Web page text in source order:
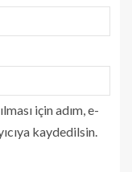
için adım, e-
kaydedilsin.